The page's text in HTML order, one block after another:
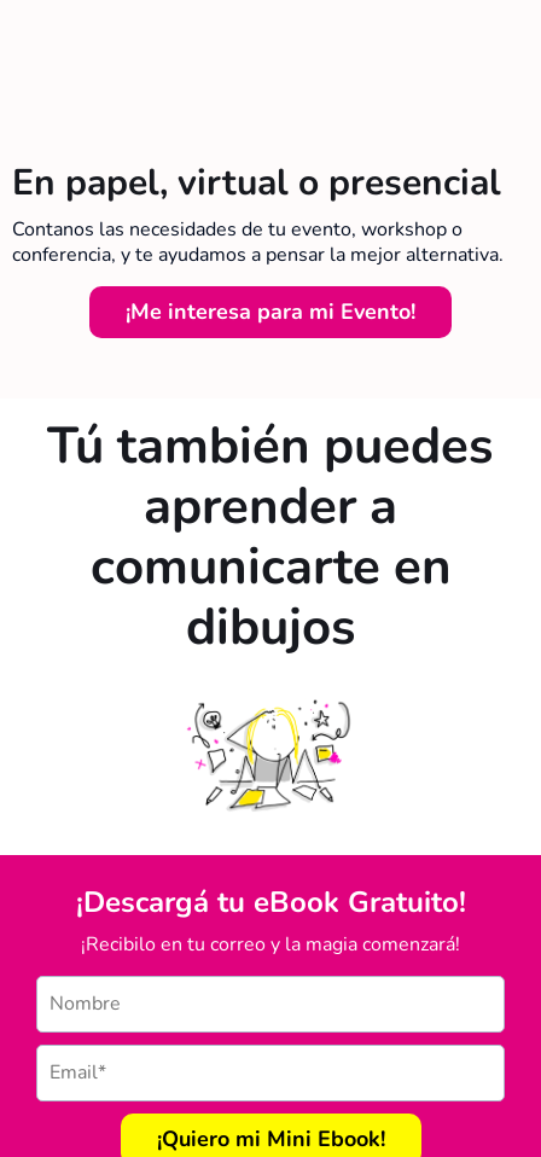
En papel, virtual o presencial
Contanos las necesidades de tu evento, workshop o
conferencia, y te ayudamos a pensar la mejor alternativa.
¡Me interesa para mi Evento!
Tú también puedes
aprender a
comunicarte en
dibujos
¡Descargá tu eBook Gratuito!
¡Recibilo en tu correo y la magia comenzará!
¡Quiero mi Mini Ebook!